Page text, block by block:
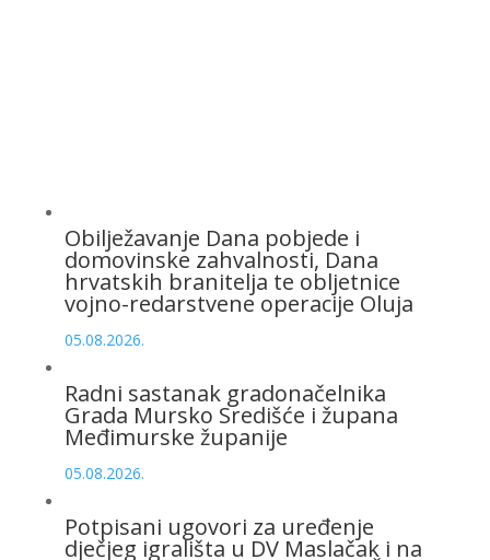
Obilježavanje Dana pobjede i
domovinske zahvalnosti, Dana
hrvatskih branitelja te obljetnice
vojno-redarstvene operacije Oluja
05.08.2026.
Radni sastanak gradonačelnika
Grada Mursko Središće i župana
Međimurske županije
05.08.2026.
Potpisani ugovori za uređenje
dječjeg igrališta u DV Maslačak i na